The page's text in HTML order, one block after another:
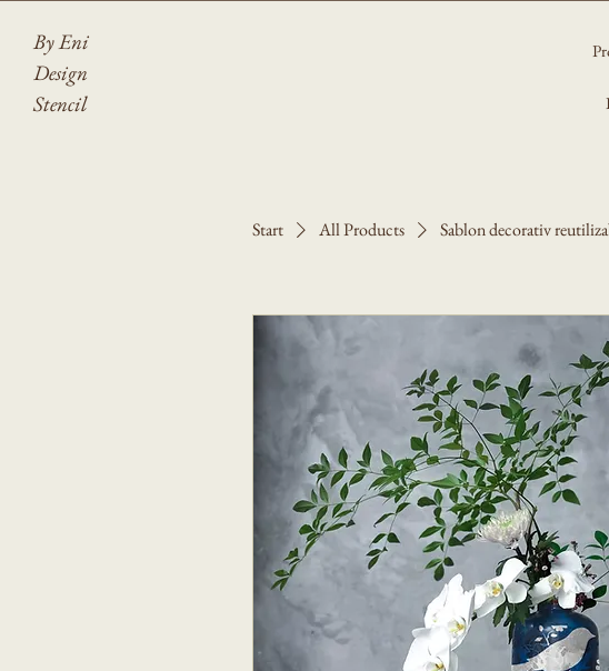
By Eni
Design
Stencil
Start All Products Sablon decorativ